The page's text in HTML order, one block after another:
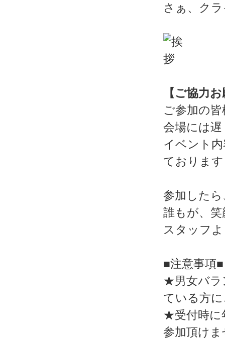
さぁ、ク
【ご協力
ご参加の
会場には
イベント
ておりま
参加した
誰もが、
スタッフ
■注意事項■
★男女バラ
ている方
★受付時に
参加頂け